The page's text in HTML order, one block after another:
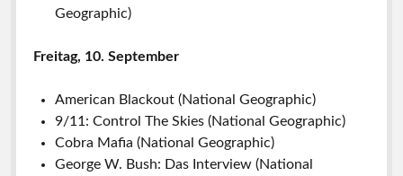
Geographic)
Freitag, 10. September
American Blackout (National Geographic)
9/11: Control The Skies (National Geographic)
Cobra Mafia (National Geographic)
George W. Bush: Das Interview (National